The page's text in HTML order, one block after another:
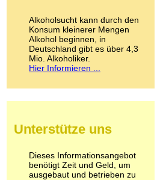
LSD
Marihuana
Medikamente
Meskalin
Metamphetamin
Methadon
Pilze
Psychopharmaka
Schlafmittel
Schmerzmittel
Alkoholsucht kann durch den
Konsum kleinerer Mengen
Alkohol beginnen, in
Deutschland gibt es über 4,3
Mio. Alkoholiker.
Hier Informieren ...
Unterstütze uns
Dieses Informationsangebot
benötigt Zeit und Geld, um
ausgebaut und betrieben zu